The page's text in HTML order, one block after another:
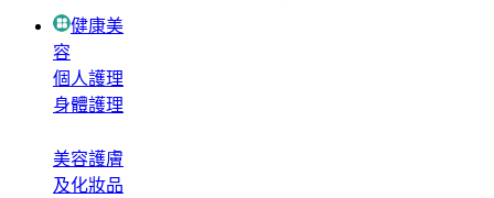
健康美
容
個人護理
身體護理
美容護膚
及化妝品